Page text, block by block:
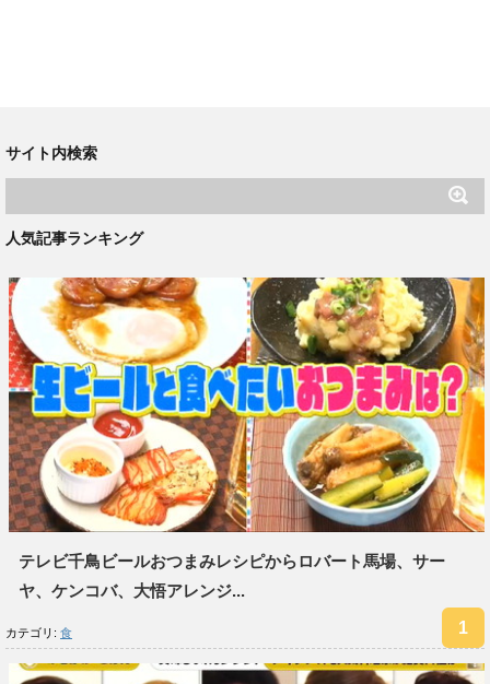
サイト内検索
人気記事ランキング
テレビ千鳥ビールおつまみレシピからロバート馬場、サー
ヤ、ケンコバ、大悟アレンジ...
カテゴリ: 食